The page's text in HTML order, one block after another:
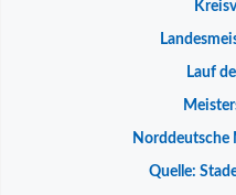
Lauf
Norddeutsche
Quelle: